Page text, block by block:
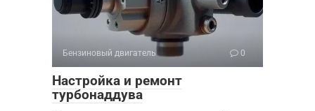
Бензиновый двигатель 0
Настройка и ремонт
турбонаддува